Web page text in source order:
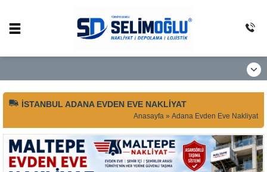
İSTANBUL ADANA EVDEN EVE NAKLIYAT
Anasayfa » Adana Evden Eve Nakliyat